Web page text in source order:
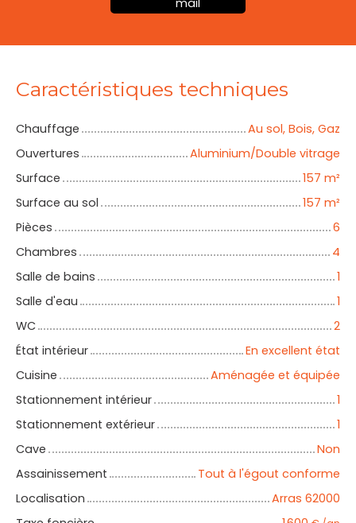
Caractéristiques techniques
Chauffage
Au sol, Bois, Gaz
Ouvertures
Aluminium/Double vitrage
Surface
157 m²
Surface au sol
157 m²
Pièces
6
Chambres
4
Salle de bains
1
Salle d'eau
1
WC
2
État intérieur
En excellent état
Cuisine
Aménagée et équipée
Stationnement intérieur
1
Stationnement extérieur
1
Cave
Non
Assainissement
Tout à l'égout conforme
Localisation
Arras 62000